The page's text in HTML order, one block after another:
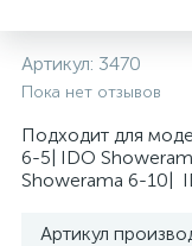
Артикул: 3470
Пока нет отзывов
Подходит для
6-5| IDO
Showerama 6-10|
Артикул